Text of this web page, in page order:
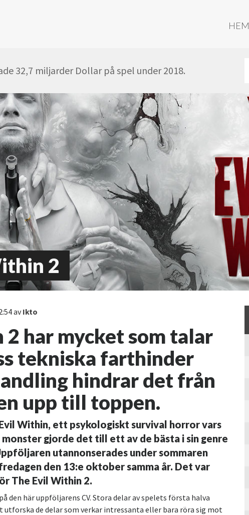
HEM
32,7 miljarder Dollar på spel under 2018.
2
avIkto
har mycket som talar
tekniska farthinder
hindrar det från
upp till toppen.
Within, ett psykologiskt survival horror vars
gjorde det till ett av de bästa i sin genre
utannonserades under sommaren
den 13:e oktober samma år. Det var
The Evil Within 2.
den här uppföljarens CV. Stora delar av spelets första halva
de delar som verkar intressanta eller bara röra sig mot